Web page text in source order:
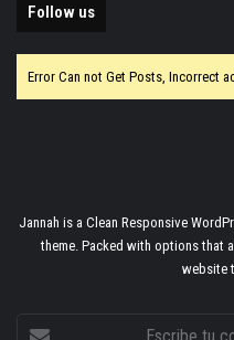
Follow us
Error Can not Get Posts, Incorrect
Jannah is a Clean Responsive
theme. Packed with options that
website
Escribe